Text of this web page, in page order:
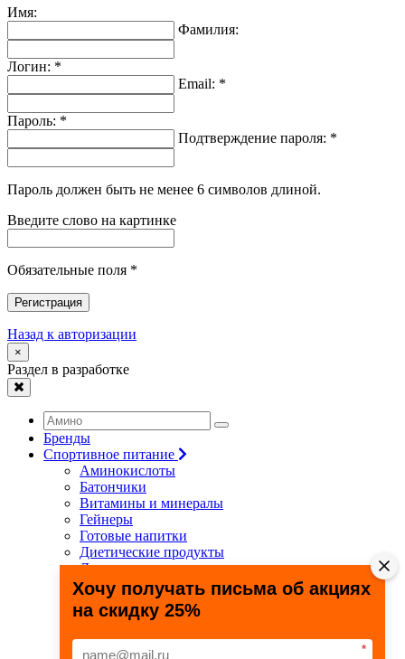
Имя:
Фамилия:
Логин: *
Email: *
Пароль: *
Подтверждение пароля: *
Пароль должен быть не менее 6 символов длиной.
Введите слово на картинке
Обязательные поля *
Регистрация
Назад к авторизации
×
Раздел в разработке
Бренды
Спортивное питание
Аминокислоты
Батончики
Витамины и минералы
Гейнеры
Готовые напитки
Диетические продукты
Для связок и суставов
Жиросжигатели
Здоровье и долголетие
Креатин
Специальные препараты
Хочу получать письма об акциях
на скидку 25%
*